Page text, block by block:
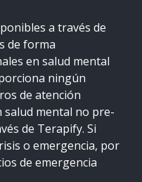
a través de
de forma
en salud mental
ningún
de atención
salud mental no pre-
de Terapify. Si
o emergencia, por
de emergencia